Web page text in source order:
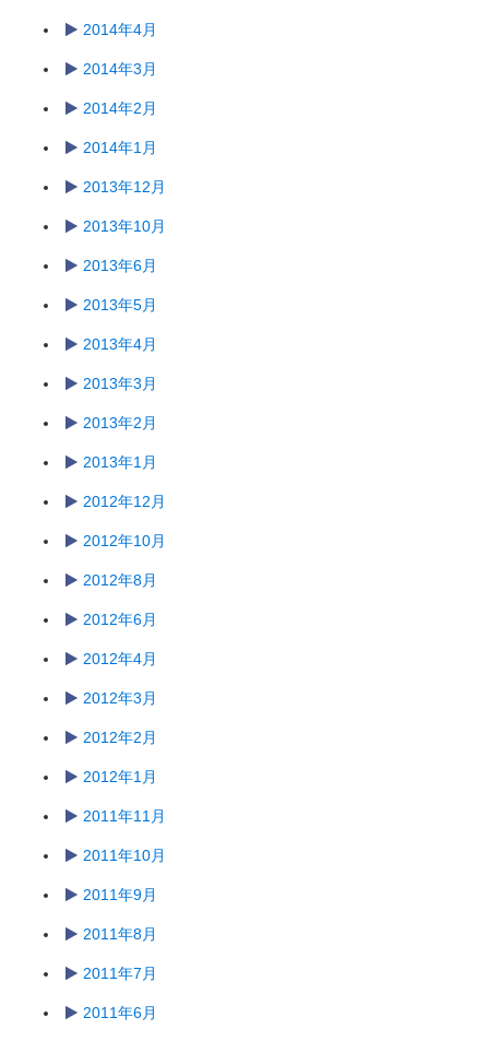
2014年4月
2014年3月
2014年2月
2014年1月
2013年12月
2013年10月
2013年6月
2013年5月
2013年4月
2013年3月
2013年2月
2013年1月
2012年12月
2012年10月
2012年8月
2012年6月
2012年4月
2012年3月
2012年2月
2012年1月
2011年11月
2011年10月
2011年9月
2011年8月
2011年7月
2011年6月